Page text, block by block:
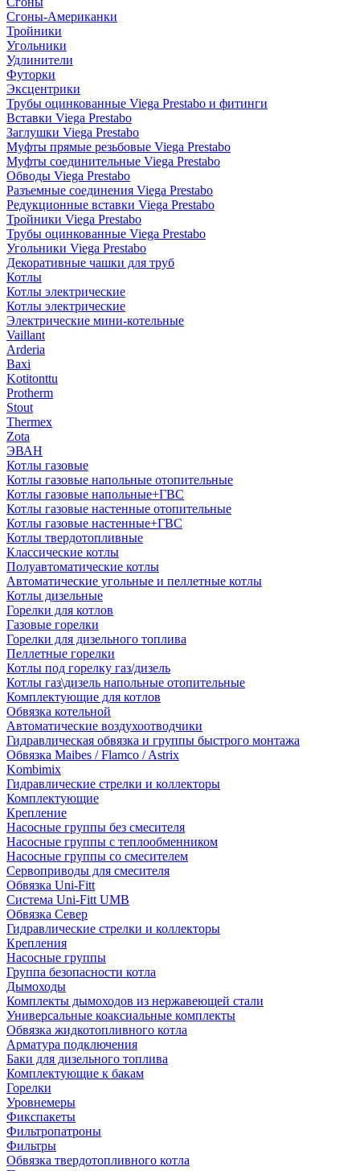
Сгоны-Американки
Тройники
Угольники
Удлинители
Футорки
Эксцентрики
Трубы оцинкованные Viega Prestabo и фитинги
Вставки Viega Prestabo
Заглушки Viega Prestabo
Муфты прямые резьбовые Viega Prestabo
Муфты соединительные Viega Prestabo
Обводы Viega Prestabo
Разъемные соединения Viega Prestabo
Редукционные вставки Viega Prestabo
Тройники Viega Prestabo
Трубы оцинкованные Viega Prestabo
Угольники Viega Prestabo
Декоративные чашки для труб
Котлы
Котлы электрические
Котлы электрические
Электрические мини-котельные
Vaillant
Arderia
Baxi
Kotitonttu
Protherm
Stout
Thermex
Zota
ЭВАН
Котлы газовые
Котлы газовые напольные отопительные
Котлы газовые напольные+ГВС
Котлы газовые настенные отопительные
Котлы газовые настенные+ГВС
Котлы твердотопливные
Классические котлы
Полуавтоматические котлы
Автоматические угольные и пеллетные котлы
Котлы дизельные
Горелки для котлов
Газовые горелки
Горелки для дизельного топлива
Пеллетные горелки
Котлы под горелку газ/дизель
Котлы газ\дизель напольные отопительные
Комплектующие для котлов
Обвязка котельной
Автоматические воздухоотводчики
Гидравлическая обвязка и группы быстрого монтажа
Обвязка Maibes / Flamco / Astrix
Kombimix
Гидравлические стрелки и коллекторы
Комплектующие
Крепление
Насосные группы без смесителя
Насосные группы с теплообменником
Насосные группы со смесителем
Сервоприводы для смесителя
Обвязка Uni-Fitt
Система Uni-Fitt UMB
Обвязка Север
Гидравлические стрелки и коллекторы
Крепления
Насосные группы
Группа безопасности котла
Дымоходы
Комплекты дымоходов из нержавеющей стали
Универсальные коаксиальные комплекты
Обвязка жидкотопливного котла
Арматура подключения
Баки для дизельного топлива
Комплектующие к бакам
Горелки
Уровнемеры
Фикспакеты
Фильтропатроны
Фильтры
Обвязка твердотопливного котла